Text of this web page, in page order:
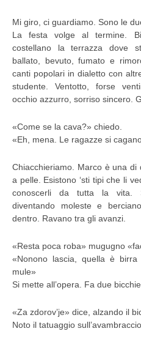
Mi giro, ci guardiamo. Sono le
La festa volge al termine.
costellano la terrazza dove
ballato, bevuto, fumato e
canti popolari in dialetto con
studente. Ventotto, forse
occhio azzurro, sorriso sincero.
«Come se la cava?» chiedo.
«Eh, mena. Le ragazze si
Chiacchieriamo. Marco è una
a pelle. Esistono ‘sti tipi che li
conoscerli da tutta la vita.
diventando moleste e
dentro. Ravano tra gli avanzi.
«Resta poca roba» mugugno
«Nonono lascia, quella è
mule»
Si mette all’opera. Fa due
«Za zdorov’je» dice, alzando il
Noto il tatuaggio sull’avambraccio.